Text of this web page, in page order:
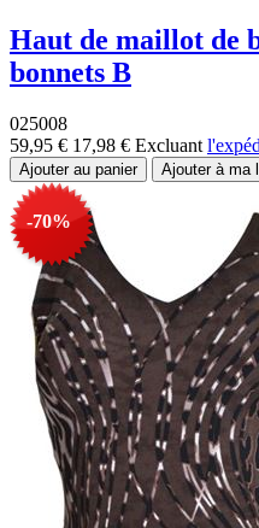
Haut de maillot de
bonnets B
025008
59,95 € 17,98 € Excluant
-70%